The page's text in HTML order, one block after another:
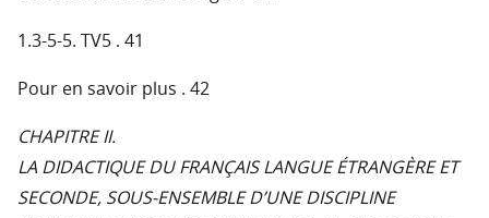
1.3-5-5. TV5 . 41
Pour en savoir plus . 42
CHAPITRE II.
LA DIDACTIQUE DU FRANÇAIS LANGUE ÉTRANGÈRE ET
SECONDE, SOUS-ENSEMBLE D’UNE DISCIPLINE